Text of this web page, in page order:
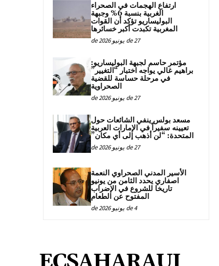
ارتفاع الهجمات في الصحراء
الغربية بنسبة 6% وجبهة
البوليساريو تؤكد أن القوات
المغربية تكبدت أكبر خسائرها
27 de يونيو de 2026
مؤتمر حاسم لجبهة البوليساريو:
براهيم غالي يواجه اختبار “التغيير”
في مرحلة حساسة للقضية
الصحراوية
27 de يونيو de 2026
مسعد بولس ينفي الشائعات حول
تعيينه سفيراً في الإمارات العربية
المتحدة: “لن أذهب إلى أي مكان”
27 de يونيو de 2026
الأسير المدني الصحراوي النعمة
اصفاري يحدد الثامن من يونيو
تاريخا للشروع في الإضراب
المفتوح عن الطعام
4 de يونيو de 2026